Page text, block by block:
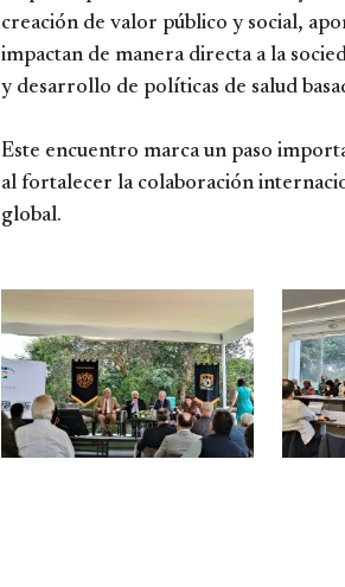
creación de valor público y social,
impactan de manera directa a la
y desarrollo de políticas de salud
Este encuentro marca un paso
al fortalecer la colaboración
global.
Image